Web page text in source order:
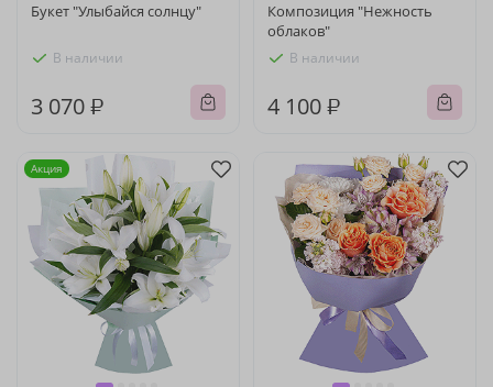
Букет "Улыбайся солнцу"
В наличии
3 070 ₽
Композиция "Нежность
облаков"
В наличии
4 100 ₽
Акция